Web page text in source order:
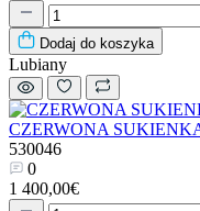
Dodaj do koszyka
Lubiany
CZERWONA
530046
0
1 400,00€